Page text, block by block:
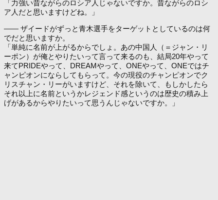
「力強い昔ながらのロシア人じゃないですか。昔ながらのロシ
ア人だと思いますけどね。」
―― ザイードがずっと青木選手をターゲットとしているのは何
でだと思いますか。
「単純に名前が上がるからでしょ。あの中国人（＝ジャン・リ
ーポン）が俺とやりたいって言って来るのも、結局20年やって
来てPRIDEやって、DREAMやって、ONEやって、ONEではチ
ャンピオンにならしてもらって。今の現役のチャンピオンでク
リスチャン・リーがいますけど、それを除いて、もしかしたら
それ以上に名前というかレジェンド感というのは歴史の積み上
げがあるからやりたいって思うんじゃないですか。」